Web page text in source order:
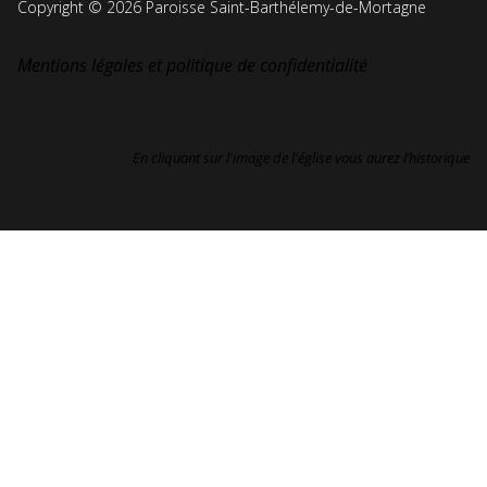
Copyright © 2026 Paroisse Saint-Barthélemy-de-Mortagne
Mentions légales et politique de confidentialité
En cliquant sur l'image de l'église vous aurez l’historique